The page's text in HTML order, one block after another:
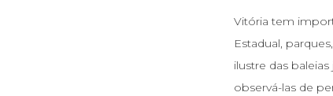
Vitória tem
Estadual,
ilustre das
observá-las de